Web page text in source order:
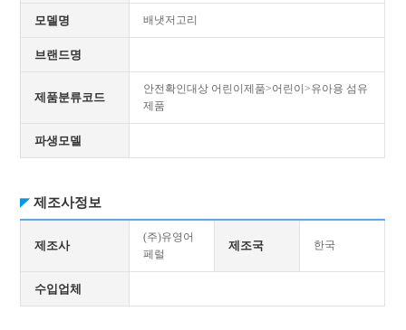
모델명 배냇저고리
브랜드명
제품분류코드
안전확인대상 어린이제품>어린이>유아용 섬유
제품
파생모델
제조사정보
제조사
(주)유영어
페럴
제조국 한국
수입업체